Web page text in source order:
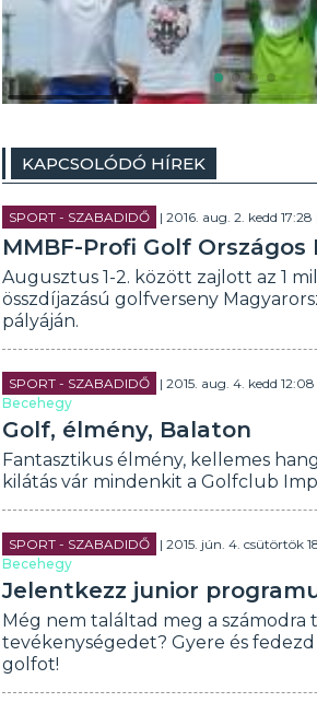
KAPCSOLÓDÓ HÍREK
SPORT - SZABADIDŐ | 2016. aug. 2. kedd 17:28 |
MMBF-Profi Golf Országos
Augusztus 1-2. között zajlott az 1
összdíjazású golfverseny
pályáján.
SPORT - SZABADIDŐ | 2015. aug. 4. kedd
Becehegy
Golf, élmény, Balaton
Fantasztikus élmény, kellemes
kilátás vár mindenkit a Golfclub
SPORT - SZABADIDŐ | 2015. jún. 4. csütörtök
Becehegy
Jelentkezz junior
Még nem találtad meg a számodra
tevékenységedet? Gyere és
golfot!